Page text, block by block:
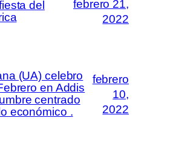
del
febrero 21,
2022
(UA) celebro
en Addis
centrado
económico .
febrero
10,
2022